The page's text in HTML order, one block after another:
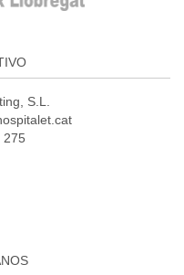
S.L.
275